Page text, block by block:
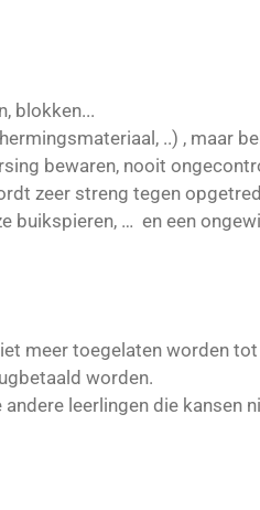
blokken...
..) , maar
bewaren, nooit
zeer streng tegen
buikspieren, … en een
meer toegelaten worden
worden.
leerlingen die kansen